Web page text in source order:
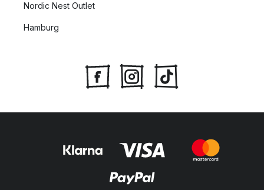
Nordic Nest Outlet
Hamburg